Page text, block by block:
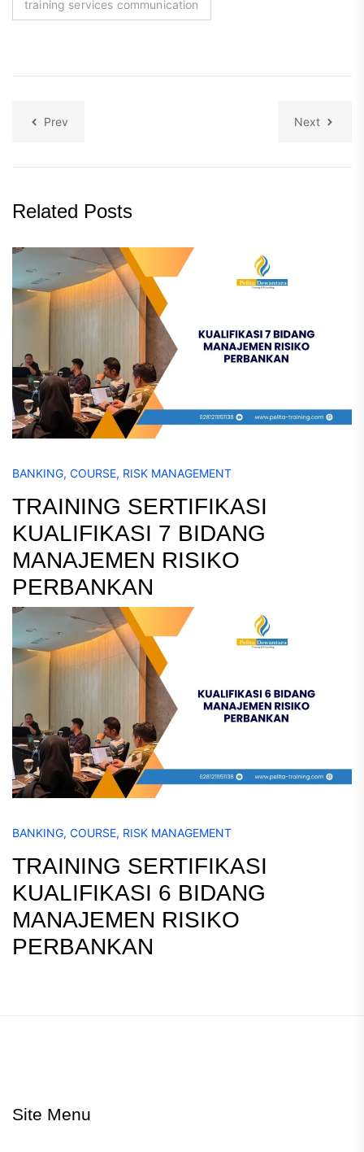
training services communication
Prev Next
Related Posts
BANKING, COURSE, RISK MANAGEMENT
TRAINING SERTIFIKASI
KUALIFIKASI 7 BIDANG
MANAJEMEN RISIKO
PERBANKAN
BANKING, COURSE, RISK MANAGEMENT
TRAINING SERTIFIKASI
KUALIFIKASI 6 BIDANG
MANAJEMEN RISIKO
PERBANKAN
Site Menu